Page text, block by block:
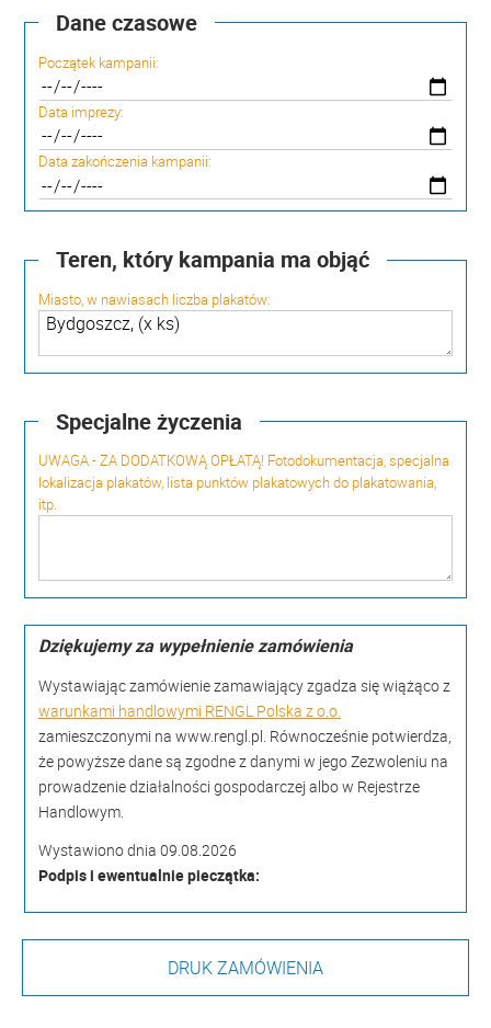
Dane czasowe
Początek kampanii:
Data imprezy:
Data zakończenia kampanii:
Teren, który kampania ma objąć
Miasto, w nawiasach liczba plakatów:
Specjalne życzenia
UWAGA - ZA DODATKOWĄ OPŁATĄ! Fotodokumentacja, specjalna
lokalizacja plakatów, lista punktów plakatowych do plakatowania,
itp.
Dziękujemy za wypełnienie zamówienia
Wystawiając zamówienie zamawiający zgadza się wiążąco z
warunkami handlowymi RENGL Polska z o.o.
zamieszczonymi na www.rengl.pl. Równocześnie potwierdza,
że powyższe dane są zgodne z danymi w jego Zezwoleniu na
prowadzenie działalności gospodarczej albo w Rejestrze
Handlowym.
Wystawiono dnia 09.08.2026
Podpis i ewentualnie pieczątka: